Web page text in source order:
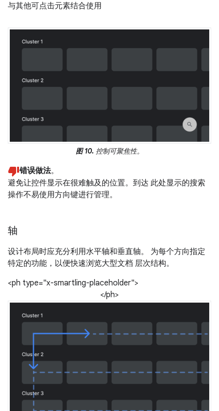
与其他可点击元素结合使用
图 10. 控制可聚焦性。
错误做法。
避免让控件显示在很难触及的位置。到达 此处显示的搜索
操作不易使用方向键进行管理。
轴
设计布局时应充分利用水平轴和垂直轴。 为每个方向指定
特定的功能，以便快速浏览大型文档 层次结构。
<ph type="x-smartling-placeholder">
</ph>